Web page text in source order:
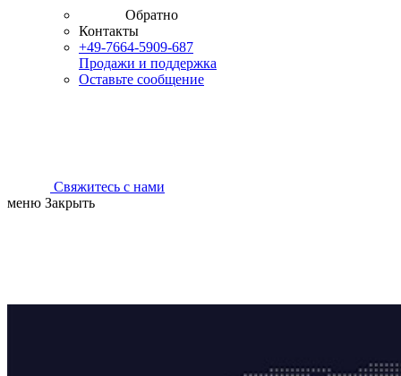
Обратно
Контакты
+49-7664-5909-687
Продажи и поддержка
Оставьте сообщение
Свяжитесь с нами
меню Закрыть